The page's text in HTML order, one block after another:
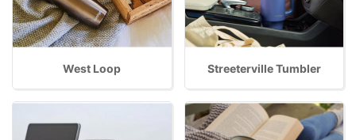
West Loop Streeterville Tumbler